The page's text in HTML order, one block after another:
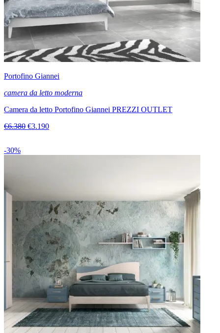
Portofino Giannei
camera da letto moderna
Camera da letto Portofino Giannei PREZZI OUTLET
€6.380 €3.190
-30%